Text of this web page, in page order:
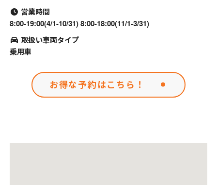
営業時間
8:00-19:00(4/1-10/31) 8:00-18:00(11/1-3/31)
取扱い車両タイプ
乗用車
お得な予約はこちら！